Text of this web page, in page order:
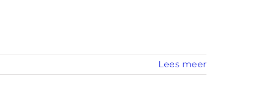
Lees meer